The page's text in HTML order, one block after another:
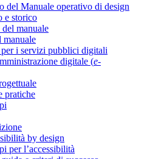
del Manuale operativo di design
e storico
manuale
manuale
i servizi pubblici digitali
digitale (e-
pratiche
by design
per l’accessibilità